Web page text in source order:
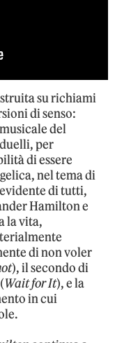
su richiami
di senso:
del
per
di essere
nel tema di
di tutti,
Hamilton e
la vita,
di non voler
), il secondo di
Wait for It), e la
in cui